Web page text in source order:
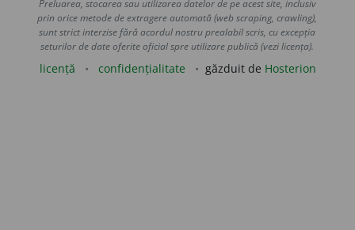
Preluarea, stocarea sau utilizarea datelor de pe acest site, inclusiv
prin orice metode de extragere automată (web scraping, crawling),
sunt strict interzise fără acordul nostru prealabil scris, cu excepția
seturilor de date oferite oficial spre utilizare publică (vezi licența).
licență confidențialitate găzduit de Hosterion